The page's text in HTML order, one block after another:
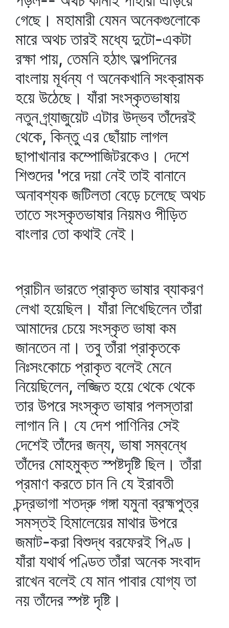
গেছে। মহামারী যেমন অনেকগুলোকে
মারে অথচ তারই মধ্যে দুটো-একটা
রক্ষা পায়, তেমনি হঠাৎ অল্পদিনের
বাংলায় মূর্ধন্য ণ অনেকখানি সংক্রামক
হয়ে উঠেছে। যাঁরা সংস্কৃতভাষায়
নতুন গ্র্যাজুয়েট এটার উদ্ভব তাঁদেরই
থেকে, কিন্তু এর ছোঁয়াচ লাগল
ছাপাখানার কম্পোজিটরকেও। দেশে
শিশুদের 'পরে দয়া নেই তাই বানানে
অনাবশ্যক জটিলতা বেড়ে চলেছে অথচ
তাতে সংস্কৃতভাষার নিয়মও পীড়িত
বাংলার তো কথাই নেই।
প্রাচীন ভারতে প্রাকৃত ভাষার ব্যাকরণ
লেখা হয়েছিল। যাঁরা লিখেছিলেন তাঁরা
আমাদের চেয়ে সংস্কৃত ভাষা কম
জানতেন না। তবু তাঁরা প্রাকৃতকে
নিঃসংকোচে প্রাকৃত বলেই মেনে
নিয়েছিলেন, লজ্জিত হয়ে থেকে থেকে
তার উপরে সংস্কৃত ভাষার পলস্তারা
লাগান নি। যে দেশ পাণিনির সেই
দেশেই তাঁদের জন্য, ভাষা সম্বন্ধে
তাঁদের মোহমুক্ত স্পষ্টদৃষ্টি ছিল। তাঁরা
প্রমাণ করতে চান নি যে ইরাবতী
চন্দ্রভাগা শতদ্রু গঙ্গা যমুনা ব্রহ্মপুত্র
সমস্তই হিমালেয়ের মাথার উপরে
জমাট-করা বিশুদ্ধ বরফেরই পিণ্ড।
যাঁরা যথার্থ পণ্ডিত তাঁরা অনেক সংবাদ
রাখেন বলেই যে মান পাবার যোগ্য তা
নয় তাঁদের স্পষ্ট দৃষ্টি।